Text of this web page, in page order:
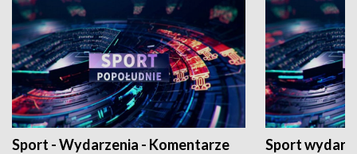
Sport - Wydarzenia - Komentarze Sport